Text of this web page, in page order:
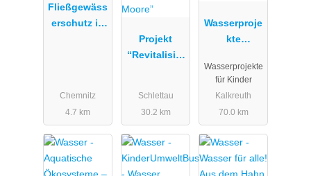
Fließgewäss
erschutz in
Chemnitz
4.7 km
Projekt
“Revitalisier
Schlettau
30.2 km
Wasserproje
kte
e Kalkreuth
Wasserprojekte
für Kinder
Kalkreuth
70.0 km